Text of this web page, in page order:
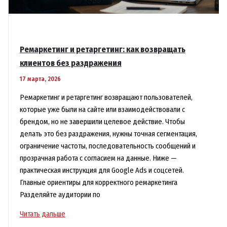
Ремаркетинг и ретаргетинг: как возвращать
клиентов без раздражения
17 марта, 2026
Ремаркетинг и ретаргетинг возвращают пользователей,
которые уже были на сайте или взаимодействовали с
брендом, но не завершили целевое действие. Чтобы
делать это без раздражения, нужны точная сегментация,
ограничение частоты, последовательность сообщений и
прозрачная работа с согласием на данные. Ниже —
практическая инструкция для Google Ads и соцсетей.
Главные ориентиры для корректного ремаркетинга
Разделяйте аудитории по
Ремаркетинг
Читать дальше